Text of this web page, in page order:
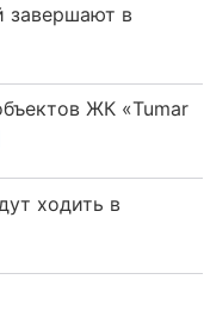
завершают в
ЖК «Tumar
ходить в